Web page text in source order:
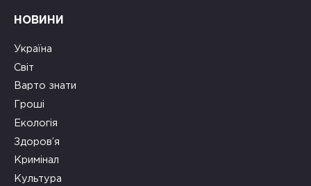
НОВИНИ
Україна
Світ
Варто знати
Гроші
Екологія
Здоров’я
Кримінал
Культура